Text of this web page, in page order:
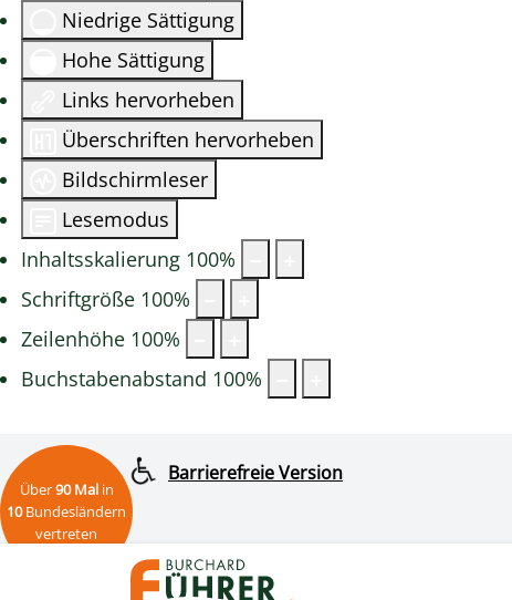
Niedrige Sättigung
Hohe Sättigung
Links hervorheben
Überschriften hervorheben
Bildschirmleser
Lesemodus
Inhaltsskalierung 100%
Schriftgröße 100%
Zeilenhöhe 100%
Buchstabenabstand 100%
Barrierefreie Version
Über90 Malin
10Bundesländern
vertreten